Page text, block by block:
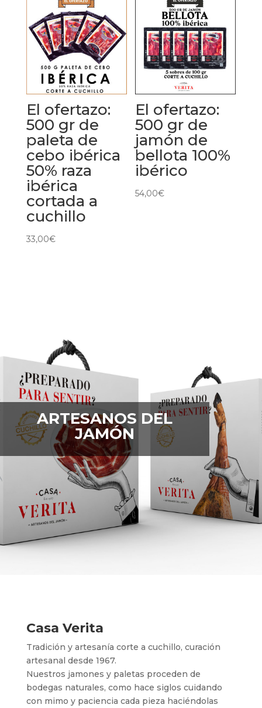
El ofertazo:
500 gr de
paleta de
cebo ibérica
50% raza
ibérica
cortada a
cuchillo
33,00€
El ofertazo:
500 gr de
jamón de
bellota 100%
ibérico
54,00€
ARTESANOS DEL
JAMÓN
Casa Verita
Tradición y artesanía corte a cuchillo, curación
artesanal desde 1967.
Nuestros jamones y paletas proceden de
bodegas naturales, como hace siglos cuidando
con mimo y paciencia cada pieza haciéndolas